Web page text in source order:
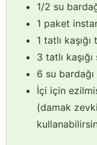
1/2 su
1 paket
1 tatlı kaşığı
3 tatlı kaşığı
6 su bardağı
İçi için
(damak